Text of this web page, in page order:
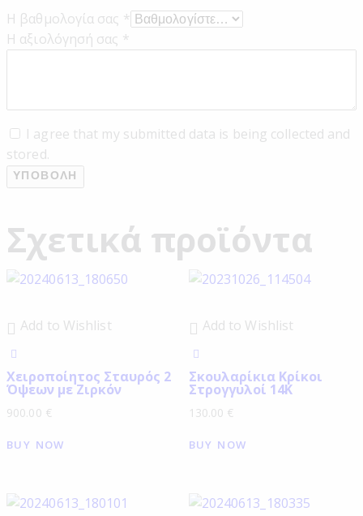
Η βαθμολογία σας *
Η αξιολόγησή σας *
I agree that my submitted data is being collected and
stored.
Σχετικά προϊόντα
Add to Wishlist
Χειροποίητος Σταυρός 2
Όψεων με Ζιρκόν
900.00 €
BUY NOW
Add to Wishlist
Σκουλαρίκια Κρίκοι
Στρογγυλοί 14Κ
130.00 €
BUY NOW